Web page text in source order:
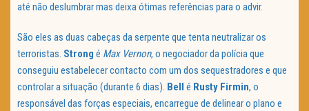
até não deslumbrar mas deixa ótimas referências para o advir.
São eles as duas cabeças da serpente que tenta neutralizar os
terroristas. Strong é Max Vernon, o negociador da polícia que
conseguiu estabelecer contacto com um dos sequestradores e que
controlar a situação (durante 6 dias). Bell é Rusty Firmin, o
responsável das forças especiais, encarregue de delinear o plano e